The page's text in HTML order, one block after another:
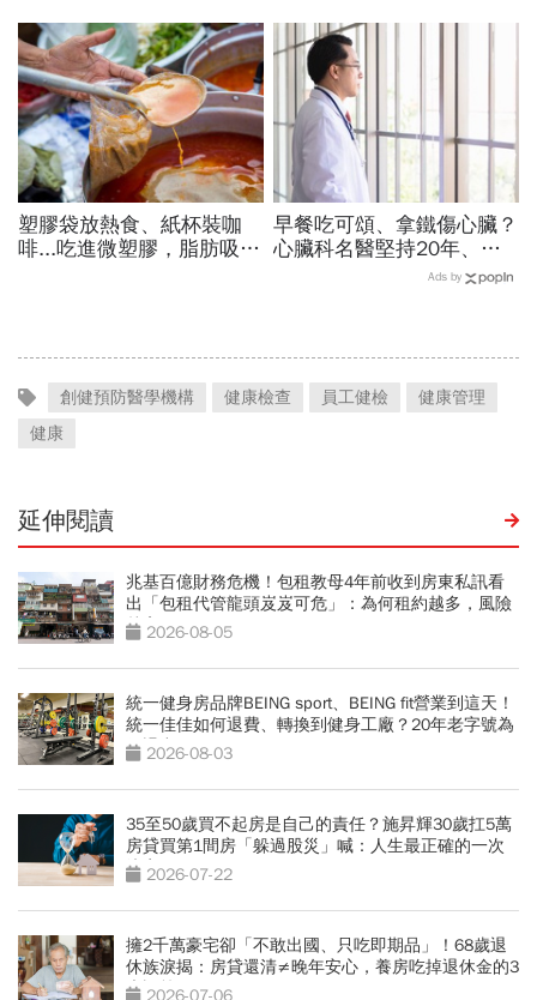
鐘，還能抗老防蛀牙
天算起
塑膠袋放熱食、紙杯裝咖
啡...吃進微塑膠，脂肪吸收
早餐吃可頌、拿鐵傷心臟？
心臟科名醫堅持20年、早
上9點前不做「5件事」：
Ads by
創健預防醫學機構 健康檢查 員工健檢
健康管理
健康
延伸閱讀
兆基百億財務危機！包租教母4年前收到房東私訊看
出「包租代管龍頭岌岌可危」：為何租約越多，風險
越高？
2026-08-05
統一健身房品牌BEING sport、BEING fit營業到這天！
統一佳佳如何退費、轉換到健身工廠？20年老字號為
何退出
2026-08-03
35至50歲買不起房是自己的責任？施昇輝30歲扛5萬
房貸買第1間房「躲過股災」喊：人生最正確的一次
決定2026-07-22
擁2千萬豪宅卻「不敢出國、只吃即期品」！68歲退
休族淚揭：房貸還清≠晚年安心，養房吃掉退休金的3
大誤算